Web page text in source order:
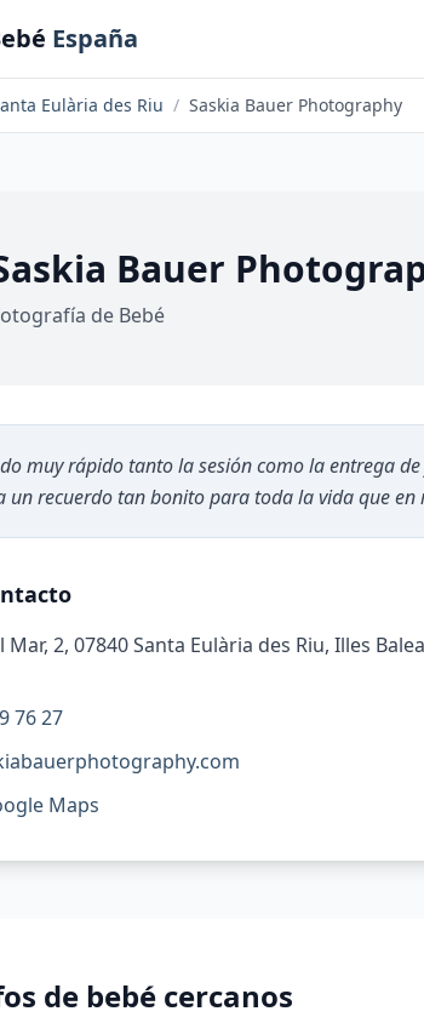
España
Eulària des Riu / Saskia Bauer Photography
Bauer
de Bebé
muy rápido tanto la sesión como la entrega
un recuerdo tan bonito para toda la vida que
Mar, 2, 07840 Santa Eulària des Riu, Illes
76 27
Maps
de bebé cercanos